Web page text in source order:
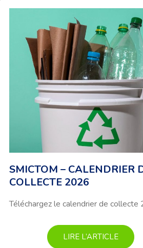
SMICTOM – CALENDRIER
COLLECTE 2026
Téléchargez le calendrier de collecte
LIRE L’ARTICLE